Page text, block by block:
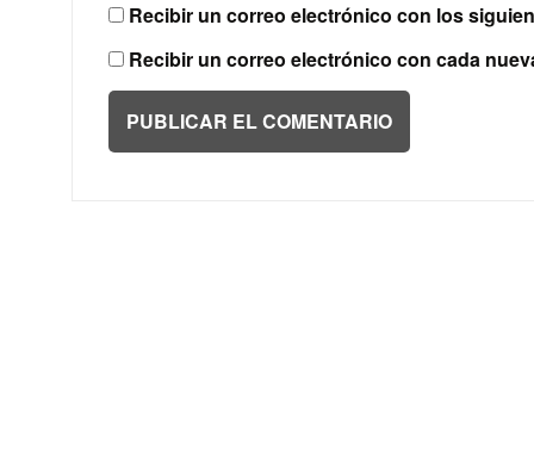
Recibir un correo electrónico con los
Recibir un correo electrónico con cada